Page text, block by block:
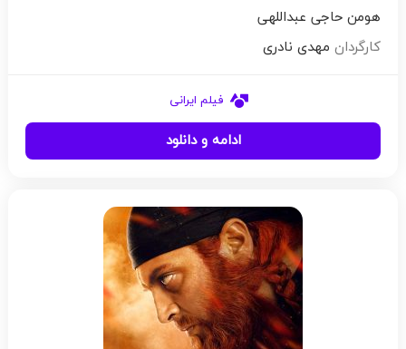
هومن حاجی عبداللهی
کارگردان مهدی نادری
فیلم ایرانی
ادامه و دانلود